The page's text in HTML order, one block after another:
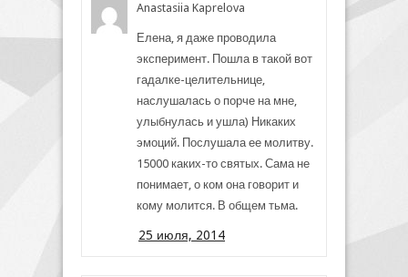
Anastasiia Kaprelova
Елена, я даже проводила
эксперимент. Пошла в такой вот
гадалке-целительнице,
наслушалась о порче на мне,
улыбнулась и ушла) Никаких
эмоций. Послушала ее молитву.
15000 каких-то святых. Сама не
понимает, о ком она говорит и
кому молится. В общем тьма.
25 июля, 2014